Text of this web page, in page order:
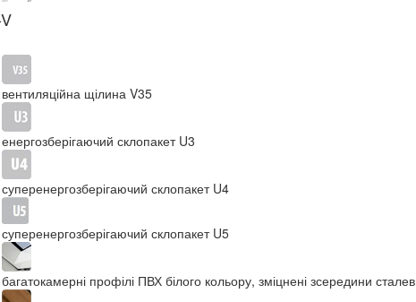
вентиляційна щілина V35
енергозберігаючий склопакет U3
суперенергозберігаючий склопакет U4
суперенергозберігаючий склопакет U5
багатокамерні профілі ПВХ білого кольору, зміцнені зсередини